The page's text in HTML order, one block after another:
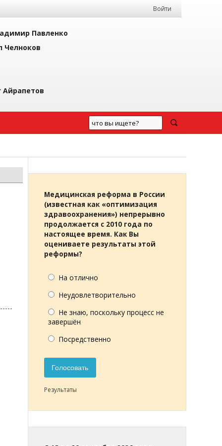
Войти
Павленко
Челноков
Айрапетов
Медицинская реформа в России
(известная как «оптимизация
здравоохранения») непрерывно
продолжается с 2010 года по
настоящее время. Как Вы
оцениваете результаты этой
реформы?
На отлично
Неудовлетворительно
Не знаю, поскольку процесс не
завершён
Посредственно
Голосовать
Результаты